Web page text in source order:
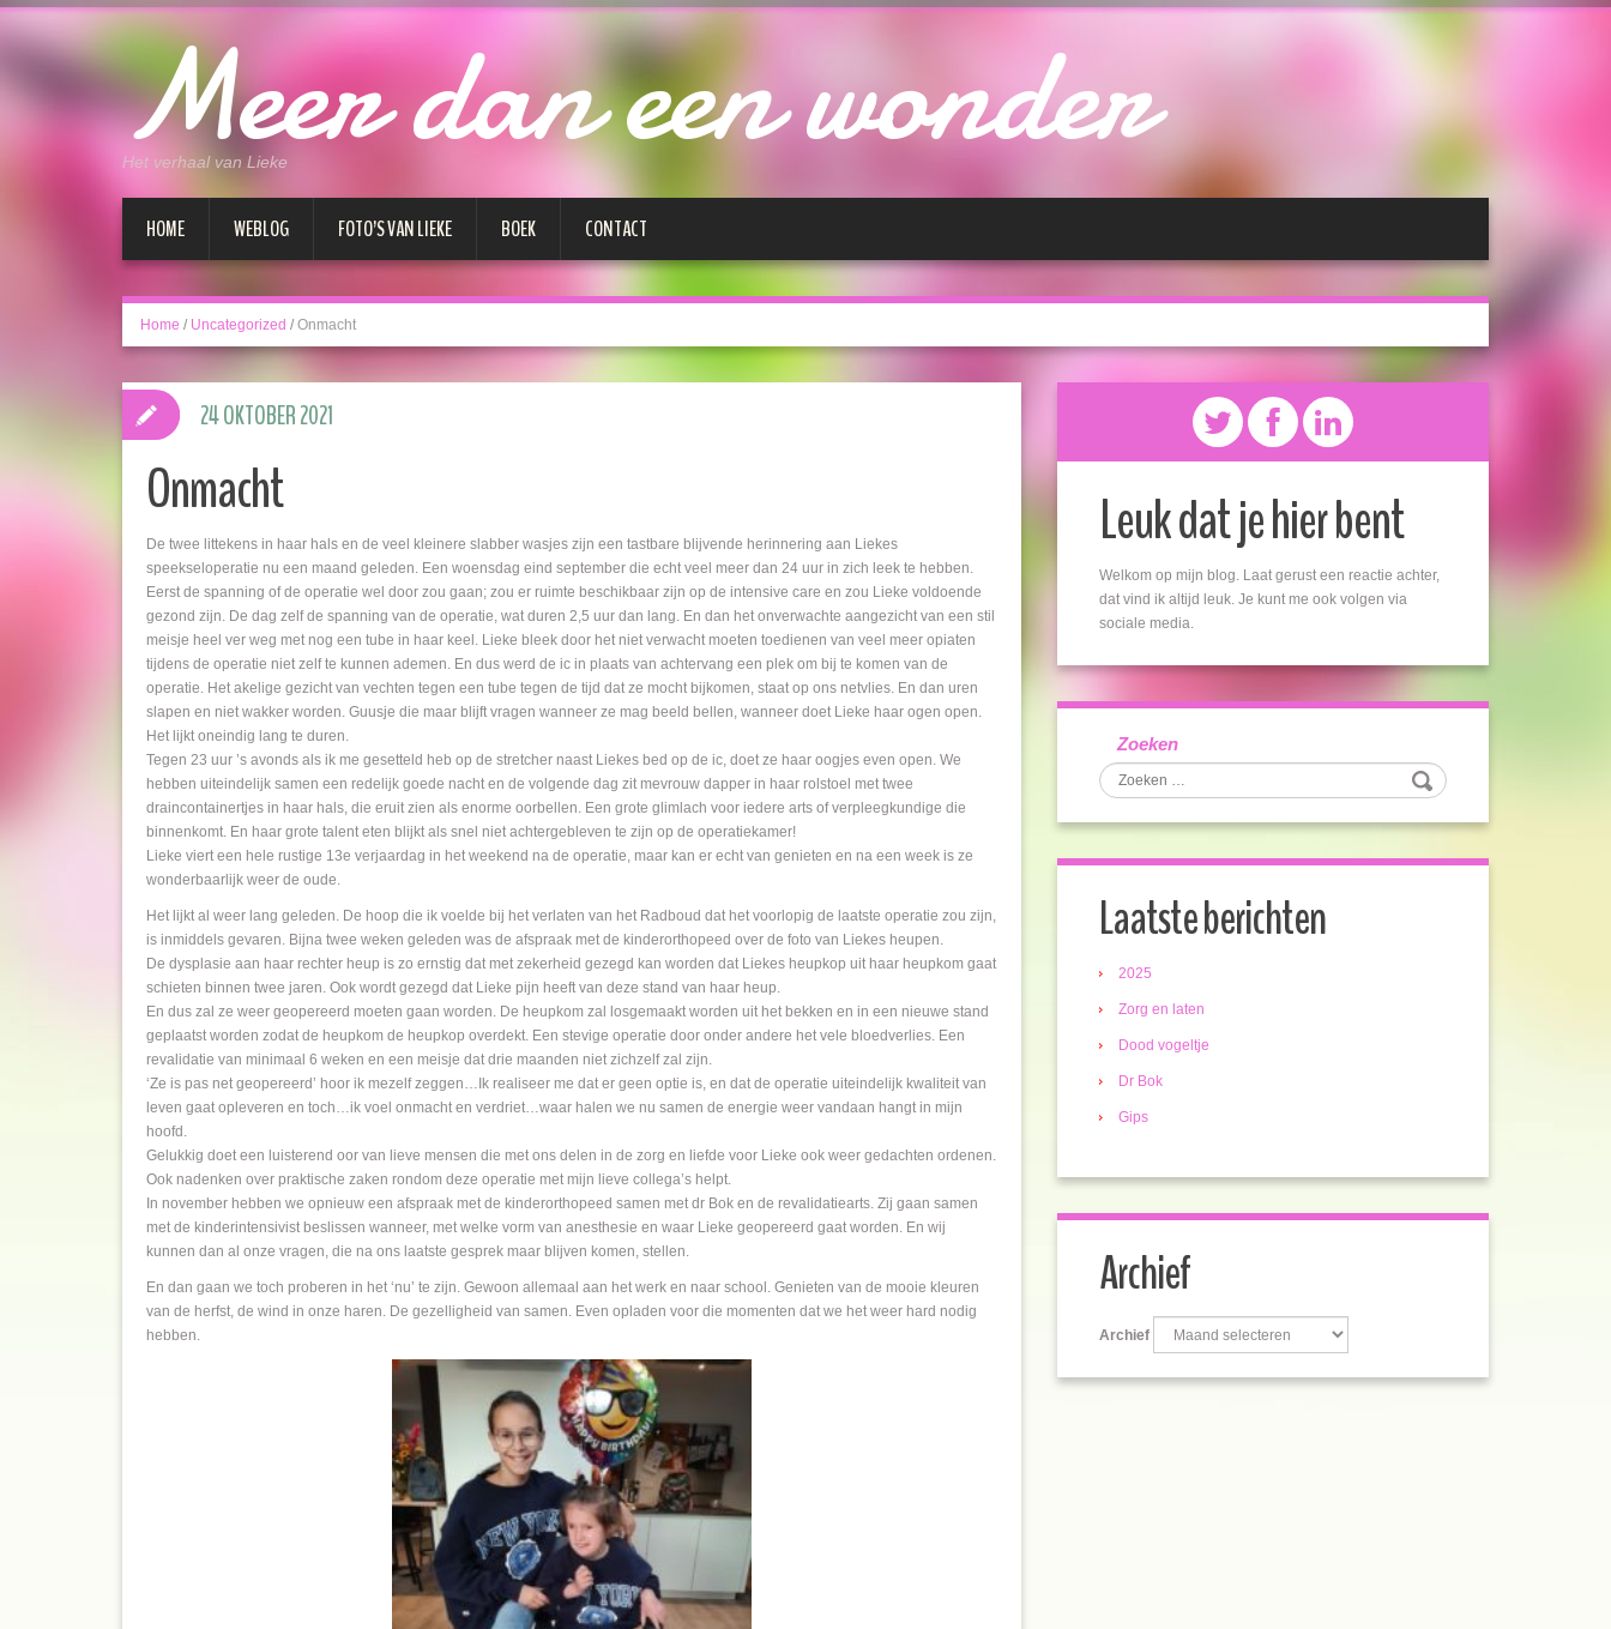
Meer dan een wonder
Het verhaal van Lieke
HOME WEBLOG FOTO’S VAN LIEKE BOEK CONTACT
Home / Uncategorized / Onmacht
Onmacht
De twee littekens in haar hals en de veel kleinere slabber wasjes zijn een tastbare blijvende herinnering aan Liekes
speekseloperatie nu een maand geleden. Een woensdag eind september die echt veel meer dan 24 uur in zich leek te hebben.
Eerst de spanning of de operatie wel door zou gaan; zou er ruimte beschikbaar zijn op de intensive care en zou Lieke voldoende
gezond zijn. De dag zelf de spanning van de operatie, wat duren 2,5 uur dan lang. En dan het onverwachte aangezicht van een stil
meisje heel ver weg met nog een tube in haar keel. Lieke bleek door het niet verwacht moeten toedienen van veel meer opiaten
tijdens de operatie niet zelf te kunnen ademen. En dus werd de ic in plaats van achtervang een plek om bij te komen van de
operatie. Het akelige gezicht van vechten tegen een tube tegen de tijd dat ze mocht bijkomen, staat op ons netvlies. En dan uren
slapen en niet wakker worden. Guusje die maar blijft vragen wanneer ze mag beeld bellen, wanneer doet Lieke haar ogen open.
Het lijkt oneindig lang te duren.
Tegen 23 uur ’s avonds als ik me gesetteld heb op de stretcher naast Liekes bed op de ic, doet ze haar oogjes even open. We
hebben uiteindelijk samen een redelijk goede nacht en de volgende dag zit mevrouw dapper in haar rolstoel met twee
draincontainertjes in haar hals, die eruit zien als enorme oorbellen. Een grote glimlach voor iedere arts of verpleegkundige die
binnenkomt. En haar grote talent eten blijkt als snel niet achtergebleven te zijn op de operatiekamer!
Lieke viert een hele rustige 13e verjaardag in het weekend na de operatie, maar kan er echt van genieten en na een week is ze
wonderbaarlijk weer de oude.
Het lijkt al weer lang geleden. De hoop die ik voelde bij het verlaten van het Radboud dat het voorlopig de laatste operatie zou zijn,
is inmiddels gevaren. Bijna twee weken geleden was de afspraak met de kinderorthopeed over de foto van Liekes heupen.
De dysplasie aan haar rechter heup is zo ernstig dat met zekerheid gezegd kan worden dat Liekes heupkop uit haar heupkom gaat
schieten binnen twee jaren. Ook wordt gezegd dat Lieke pijn heeft van deze stand van haar heup.
En dus zal ze weer geopereerd moeten gaan worden. De heupkom zal losgemaakt worden uit het bekken en in een nieuwe stand
geplaatst worden zodat de heupkom de heupkop overdekt. Een stevige operatie door onder andere het vele bloedverlies. Een
revalidatie van minimaal 6 weken en een meisje dat drie maanden niet zichzelf zal zijn.
‘Ze is pas net geopereerd’ hoor ik mezelf zeggen…Ik realiseer me dat er geen optie is, en dat de operatie uiteindelijk kwaliteit van
leven gaat opleveren en toch…ik voel onmacht en verdriet…waar halen we nu samen de energie weer vandaan hangt in mijn
hoofd.
Gelukkig doet een luisterend oor van lieve mensen die met ons delen in de zorg en liefde voor Lieke ook weer gedachten ordenen.
Ook nadenken over praktische zaken rondom deze operatie met mijn lieve collega’s helpt.
In november hebben we opnieuw een afspraak met de kinderorthopeed samen met dr Bok en de revalidatiearts. Zij gaan samen
met de kinderintensivist beslissen wanneer, met welke vorm van anesthesie en waar Lieke geopereerd gaat worden. En wij
kunnen dan al onze vragen, die na ons laatste gesprek maar blijven komen, stellen.
En dan gaan we toch proberen in het ‘nu’ te zijn. Gewoon allemaal aan het werk en naar school. Genieten van de mooie kleuren
van de herfst, de wind in onze haren. De gezelligheid van samen. Even opladen voor die momenten dat we het weer hard nodig
hebben.
24 OKTOBER 2021
Leuk dat je hier bent
Welkom op mijn blog. Laat gerust een reactie achter,
dat vind ik altijd leuk. Je kunt me ook volgen via
sociale media.
Zoeken
Laatste berichten
2025
Zorg en laten
Dood vogeltje
Dr Bok
Gips
Archief
Archief